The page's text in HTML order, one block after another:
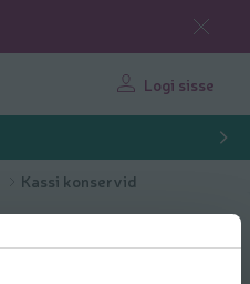
Logi sisse
Kassi konservid